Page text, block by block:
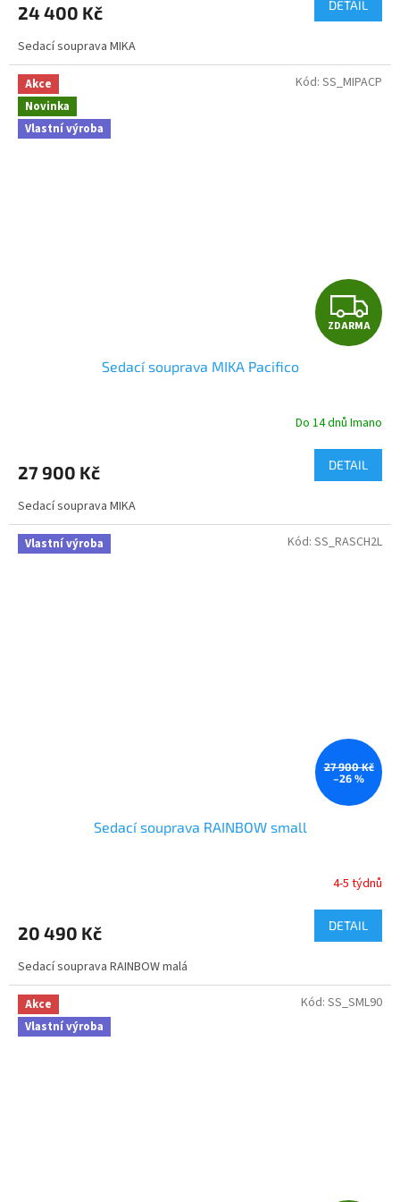
A
24 400 Kč DETAIL
Sedací souprava MIKA
Akce
Novinka
Vlastní výroba
Z
D
R
M
A
ZDARMA
Sedací souprava MIKA Pacifico
Do 14 dnů Imano
27 900 Kč DETAIL
Sedací souprava MIKA
Kód: SS_MIPACP
Vlastní výroba
27 900 Kč
–26 %
Sedací souprava RAINBOW small
4-5 týdnů
20 490 Kč DETAIL
Sedací souprava RAINBOW malá
Kód: SS_RASCH2L
Akce
Vlastní výroba
Kód: SS_SML90